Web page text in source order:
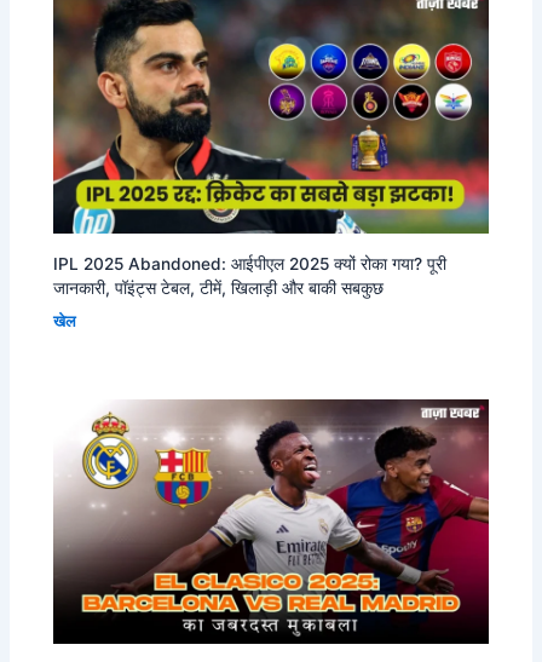
IPL 2025 Abandoned: आईपीएल 2025 क्यों रोका गया? पूरी
जानकारी, पॉइंट्स टेबल, टीमें, खिलाड़ी और बाकी सबकुछ
खेल